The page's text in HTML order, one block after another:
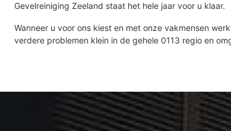
Gevelreiniging Zeeland staat het hele jaar voor u klaar.
Wanneer u voor ons kiest en met onze vakmensen
verdere problemen klein in de gehele 0113 regio en